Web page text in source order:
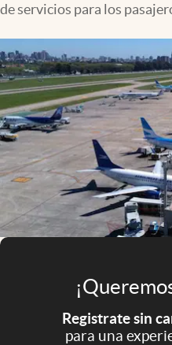
Infotechnology
Clase
Clima
Mundial 2026
Eventos Corporativos
El Cronista Studio
Mediakit
abre en nueva pestaña
Argentina
de servicios para los
Registrate sin
para una